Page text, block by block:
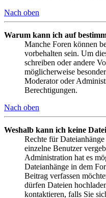
Nach oben
Warum kann ich auf
Manche Foren können
vorbehalten sein. Um
schreiben oder andere
möglicherweise
Moderator oder
Berechtigungen.
Nach oben
Weshalb kann ich keine
Rechte für
einzelne Benutzer
Administration hat es
Dateianhänge in dem
Beitrag verfassen
dürfen Dateien
kontaktieren, falls Sie